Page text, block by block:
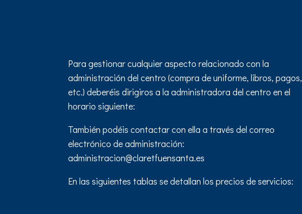
Para gestionar cualquier aspecto relacionado con la
administración del centro (compra de uniforme, libros, pagos,
etc.) deberéis dirigiros a la administradora del centro en el
horario siguiente:
También podéis contactar con ella a través del correo
electrónico de administración:
administracion@claretfuensanta.es
En las siguientes tablas se detallan los precios de servicios: